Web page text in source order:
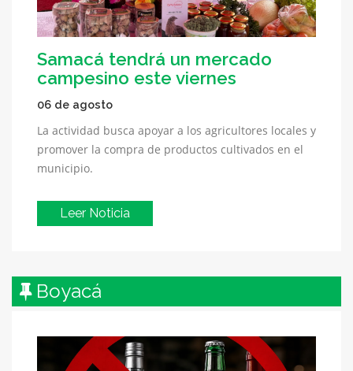
Samacá tendrá un mercado
campesino este viernes
06 de agosto
La actividad busca apoyar a los agricultores locales y
promover la compra de productos cultivados en el
municipio.
Leer Noticia
Boyacá